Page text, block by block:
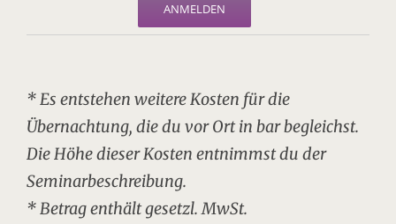
ANMELDEN
* Es entstehen weitere Kosten für die
Übernachtung, die du vor Ort in bar begleichst.
Die Höhe dieser Kosten entnimmst du der
Seminarbeschreibung.
* Betrag enthält gesetzl. MwSt.